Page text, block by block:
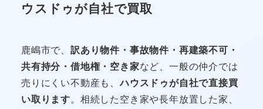
ウスドゥが自社で買取
鹿嶋市で、 訳あり物件・事故物件・再建築不可・
共有持分・借地権・空き家など、一般の仲介では
売りにくい不動産も、ハウスドゥが自社で直接買
い取ります。相続した空き家や長年放置した家、